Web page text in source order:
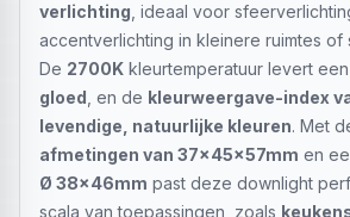
verlichting , ideaal voor
accentverlichting in kleinere ruimtes
De 2700K kleurtemperatuur levert een
gloed , en de kleurweergave-index
levendige, natuurlijke kleuren. Met
afmetingen van 37x45x57mm en
Ø 38x46mm past deze downlight
scala van toepassingen, zoals